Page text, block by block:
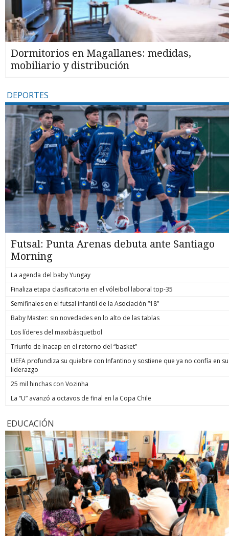
Dormitorios en Magallanes: medidas,
mobiliario y distribución
DEPORTES
Futsal: Punta Arenas debuta ante Santiago
Morning
La agenda del baby Yungay
Finaliza etapa clasificatoria en el vóleibol laboral top-35
Semifinales en el futsal infantil de la Asociación “18”
Baby Master: sin novedades en lo alto de las tablas
Los líderes del maxibásquetbol
Triunfo de Inacap en el retorno del “basket”
UEFA profundiza su quiebre con Infantino y sostiene que ya no confía en su
liderazgo
25 mil hinchas con Vozinha
La “U” avanzó a octavos de final en la Copa Chile
EDUCACIÓN